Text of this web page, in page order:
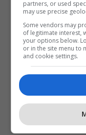
partners, or used
may use precise
Some vendors may
of legitimate interest,
your options below.
or in the site menu to
and cookie settings.